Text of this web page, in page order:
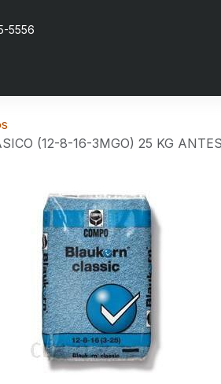
5556
(12-8-16-3MGO) 25 KG